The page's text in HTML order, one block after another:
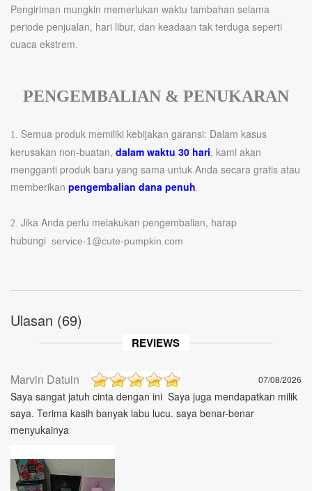
Pengiriman mungkin memerlukan waktu tambahan selama
periode penjualan, hari libur, dan keadaan tak terduga seperti
cuaca ekstrem.
PENGEMBALIAN & PENUKARAN
1. Semua produk memiliki kebijakan garansi: Dalam kasus
kerusakan non-buatan, dalam waktu 30 hari, kami akan
mengganti produk baru yang sama untuk Anda secara gratis atau
memberikan pengembalian dana penuh.
2. Jika Anda perlu melakukan pengembalian, harap
hubungi service-1@cute-pumpkin.com
Ulasan (69)
REVIEWS
‎Marvin Datuin 07/08/2026
Saya sangat jatuh cinta dengan ini ️ Saya juga mendapatkan milik
saya. Terima kasih banyak labu lucu. saya benar-benar
menyukainya